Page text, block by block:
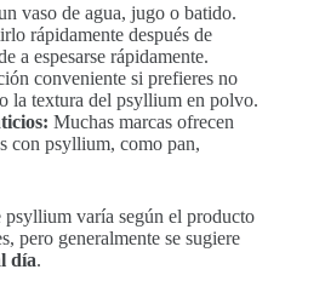
vaso de agua, jugo o batido.
rápidamente después de
a espesarse rápidamente.
conveniente si prefieres no
la textura del psyllium en polvo.
Muchas marcas ofrecen
con psyllium, como pan,
psyllium varía según el producto
pero generalmente se sugiere
día.